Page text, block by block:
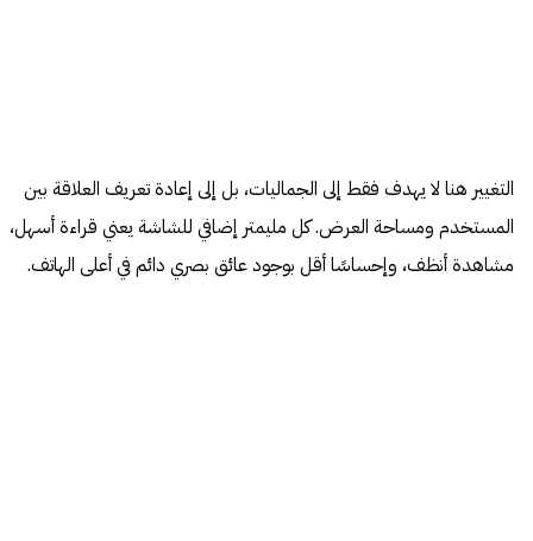
التغيير هنا لا يهدف فقط إلى الجماليات، بل إلى إعادة تعريف العلاقة بين
المستخدم ومساحة العرض. كل مليمتر إضافي للشاشة يعني قراءة أسهل،
مشاهدة أنظف، وإحساسًا أقل بوجود عائق بصري دائم في أعلى الهاتف.